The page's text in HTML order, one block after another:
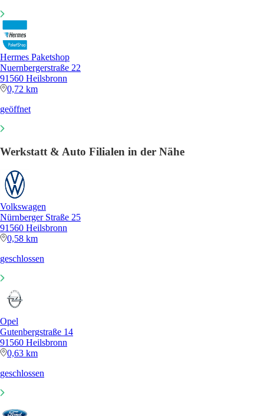
Hermes Paketshop
Nuernbergerstraße 22
91560 Heilsbronn
0,72 km
geöffnet
Werkstatt & Auto Filialen in der Nähe
Volkswagen
Nürnberger Straße 25
91560 Heilsbronn
0,58 km
geschlossen
Opel
Gutenbergstraße 14
91560 Heilsbronn
0,63 km
geschlossen